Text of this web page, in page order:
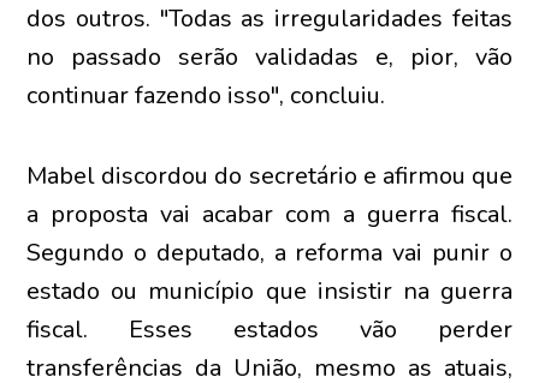
dos outros. "Todas as irregularidades feitas
no passado serão validadas e, pior, vão
continuar fazendo isso", concluiu.
Mabel discordou do secretário e afirmou que
a proposta vai acabar com a guerra fiscal.
Segundo o deputado, a reforma vai punir o
estado ou município que insistir na guerra
fiscal. Esses estados vão perder
transferências da União, mesmo as atuais,